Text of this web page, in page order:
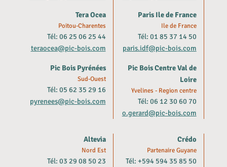
Tera Ocea
Poitou-Charentes
Tél: 06 25 06 25 44
teraocea@pic-bois.com
Pic Bois Pyrénées
Sud-Ouest
Tél: 05 62 35 29 16
pyrenees@pic-bois.com
Paris Ile de France
Ile de France
Tél: 01 85 37 14 50
paris.idf@pic-bois.com
Pic Bois Centre Val de
Loire
Yvelines - Region centre
Tél: 06 12 30 60 70
o.gerard@pic-bois.com
Altevia
Nord Est
Tél: 03 29 08 50 23
Crédo
Partenaire Guyane
Tél: +594 594 35 85 50